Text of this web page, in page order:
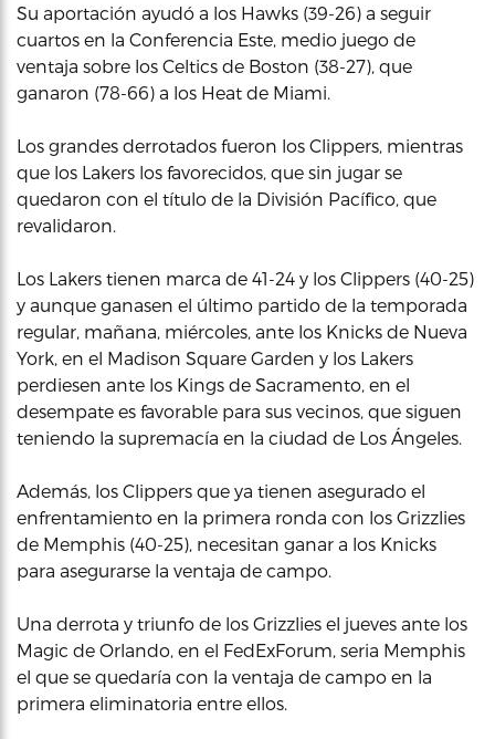
Su aportación ayudó a los Hawks (39-26) a seguir
cuartos en la Conferencia Este, medio juego de
ventaja sobre los Celtics de Boston (38-27), que
ganaron (78-66) a los Heat de Miami.
Los grandes derrotados fueron los Clippers, mientras
que los Lakers los favorecidos, que sin jugar se
quedaron con el título de la División Pacífico, que
revalidaron.
Los Lakers tienen marca de 41-24 y los Clippers (40-25)
y aunque ganasen el último partido de la temporada
regular, mañana, miércoles, ante los Knicks de Nueva
York, en el Madison Square Garden y los Lakers
perdiesen ante los Kings de Sacramento, en el
desempate es favorable para sus vecinos, que siguen
teniendo la supremacía en la ciudad de Los Ángeles.
Además, los Clippers que ya tienen asegurado el
enfrentamiento en la primera ronda con los Grizzlies
de Memphis (40-25), necesitan ganar a los Knicks
para asegurarse la ventaja de campo.
Una derrota y triunfo de los Grizzlies el jueves ante los
Magic de Orlando, en el FedExForum, seria Memphis
el que se quedaría con la ventaja de campo en la
primera eliminatoria entre ellos.